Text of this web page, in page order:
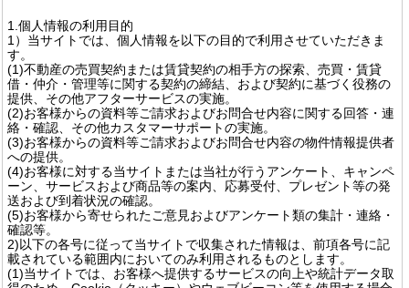
1.個人情報の利用目的
1）当サイトでは、個人情報を以下の目的で利用させていただきま
す。
(1)不動産の売買契約または賃貸契約の相手方の探索、売買・賃貸
借・仲介・管理等に関する契約の締結、および契約に基づく役務の
提供、その他アフターサービスの実施。
(2)お客様からの資料等ご請求およびお問合せ内容に関する回答・連
絡・確認、その他カスタマーサポートの実施。
(3)お客様からの資料等ご請求およびお問合せ内容の物件情報提供者
への提供。
(4)お客様に対する当サイトまたは当社が行うアンケート、キャンペ
ーン、サービスおよび商品等の案内、応募受付、プレゼント等の発
送および到着状況の確認。
(5)お客様から寄せられたご意見およびアンケート類の集計・連絡・
確認等。
2)以下の各号に従って当サイトで収集された情報は、前項各号に記
載されている範囲内においてのみ利用されるものとします。
(1)当サイトでは、お客様へ提供するサービスの向上や統計データ取